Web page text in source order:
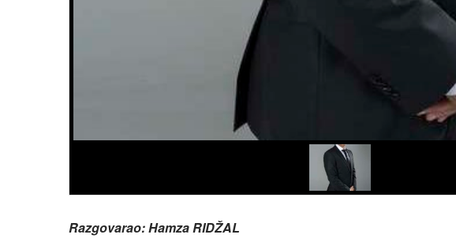
Razgovarao: Hamza RIDŽAL